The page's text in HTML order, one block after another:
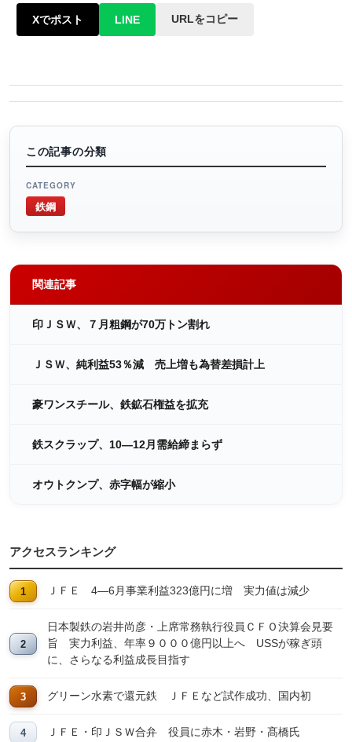
Xでポスト LINE URLをコピー
この記事の分類
CATEGORY
鉄鋼
関連記事
印ＪＳＷ、７月粗鋼が70万トン割れ
ＪＳＷ、純利益53％減 売上増も為替差損計上
豪ワンスチール、鉄鉱石権益を拡充
鉄スクラップ、10―12月需給締まらず
オウトクンプ、赤字幅が縮小
アクセスランキング
ＪＦＥ 4―6月事業利益323億円に増 実力値は減少
日本製鉄の岩井尚彦・上席常務執行役員ＣＦＯ決算会見要
旨 実力利益、年率９０００億円以上へ USSが稼ぎ頭
に、さらなる利益成長目指す
グリーン水素で還元鉄 ＪＦＥなど試作成功、国内初
ＪＦＥ・印ＪＳＷ合弁 役員に赤木・岩野・髙橋氏